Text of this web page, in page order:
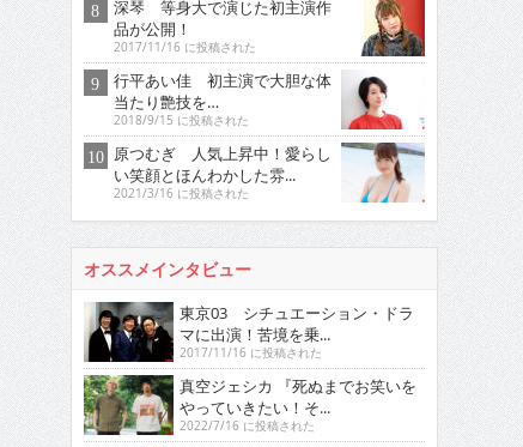
深琴 等身大で演じた初主演作
品が公開！
2017/11/16 に投稿された
行平あい佳 初主演で大胆な体
当たり艶技を…
2018/9/15 に投稿された
原つむぎ 人気上昇中！愛らし
い笑顔とほんわかした雰...
2021/3/16 に投稿された
オススメインタビュー
東京03 シチュエーション・ドラ
マに出演！苦境を乗...
2017/11/16 に投稿された
真空ジェシカ 『死ぬまでお笑いを
やっていきたい！そ...
2022/7/16 に投稿された